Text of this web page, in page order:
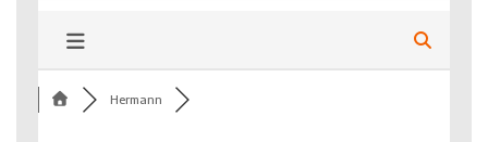
Hermann